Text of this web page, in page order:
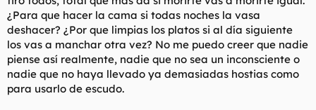
¿Para que hacer la cama si todas noches la vasa
deshacer? ¿Por que limpias los platos si al día siguiente
los vas a manchar otra vez? No me puedo creer que nadie
piense así realmente, nadie que no sea un inconsciente o
nadie que no haya llevado ya demasiadas hostias como
para usarlo de escudo.